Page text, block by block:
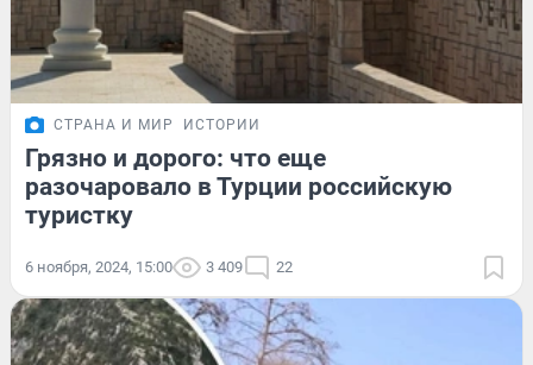
СТРАНА И МИР ИСТОРИИ
Грязно и дорого: что еще
разочаровало в Турции российскую
туристку
6 ноября, 2024, 15:00 3 409 22